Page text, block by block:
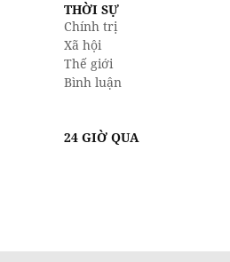
THỜI SỰ
Chính trị
Xã hội
Thế giới
Bình luận
24 GIỜ QUA